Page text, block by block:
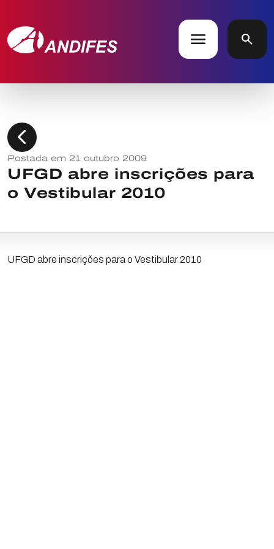
menu search
chevron_left
Postada em 21 outubro 2009
UFGD abre inscrições para
o Vestibular 2010
UFGD abre inscrições para o Vestibular 2010